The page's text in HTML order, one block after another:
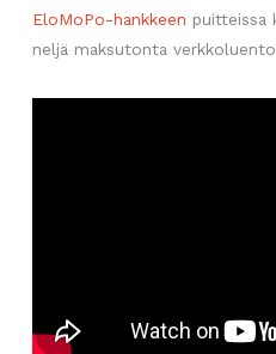
EloMoPo-hankkeen puitteissa
neljä maksutonta